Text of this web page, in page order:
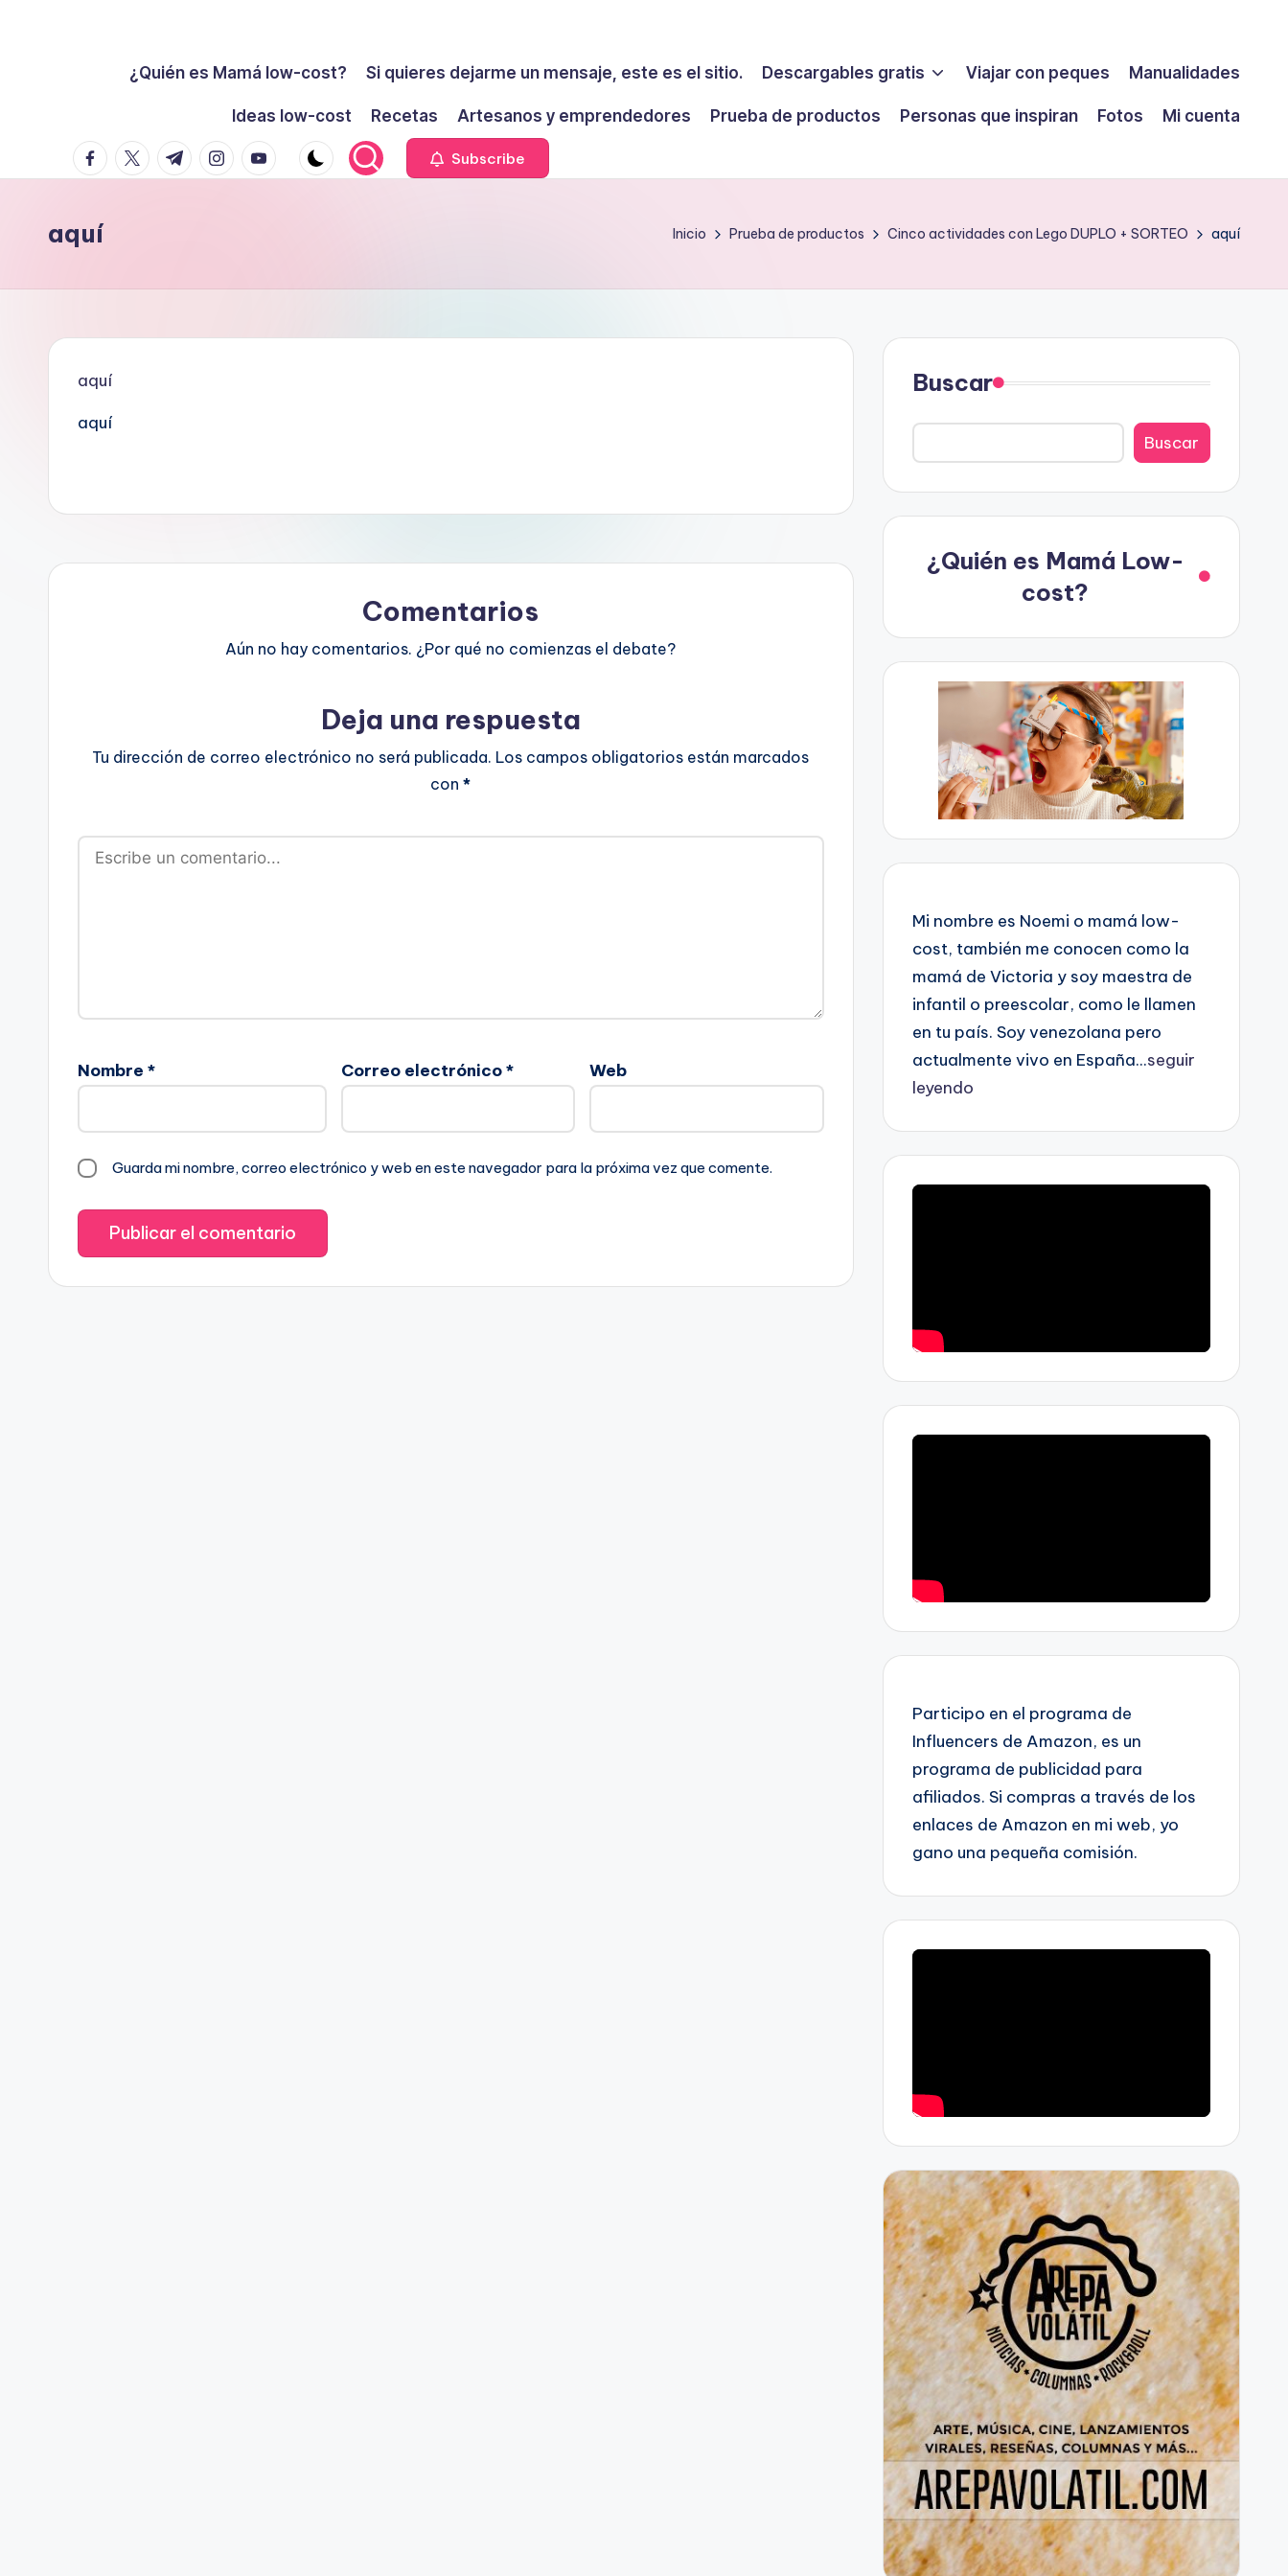
no
en
intento
¿Quién es Mamá low-cost? Si quieres dejarme un mensaje, este es el sitio. Descargables gratis Viajar con peques Manualidades
Ideas low-cost Recetas Artesanos y emprendedores Prueba de productos Personas que inspiran Fotos
Mi cuenta
facebook.com
twitter.com
t.me instagram.com
youtube.com Subscribe
aquí Inicio Prueba de productos Cinco actividades con Lego DUPLO + SORTEO aquí
aquí
aquí
Comentarios
Aún no hay comentarios. ¿Por qué no comienzas el debate?
Deja una respuesta
Tu dirección de correo electrónico no será publicada. Los campos obligatorios están marcados
con*
Nombre * Correo electrónico* Web
Guarda mi nombre, correo electrónico y web en este navegador para la próxima vez que comente.
Buscar
Buscar
¿Quién es Mamá Low-
cost?
Mi nombre es Noemi o mamá low-
cost, también me conocen como la
mamá de Victoria y soy maestra de
infantil o preescolar, como le llamen
en tu país. Soy venezolana pero
actualmente vivo en España...seguir
leyendo
Participo en el programa de
Influencers de Amazon, es un
programa de publicidad para
afiliados. Si compras a través de los
enlaces de Amazon en mi web, yo
gano una pequeña comisión.